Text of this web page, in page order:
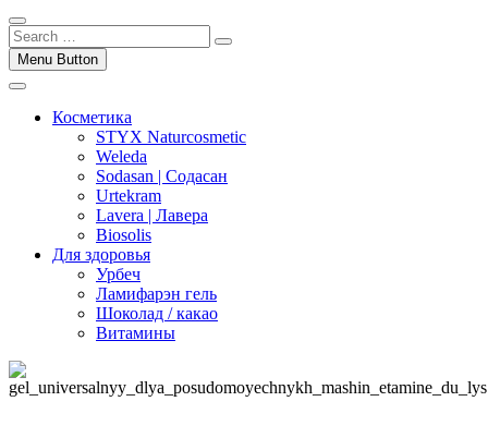
Menu Button
Косметика
STYX Naturcosmetic
Weleda
Sodasan | Содасан
Urtekram
Lavera | Лавера
Biosolis
Для здоровья
Урбеч
Ламифарэн гель
Шоколад / какао
Витамины